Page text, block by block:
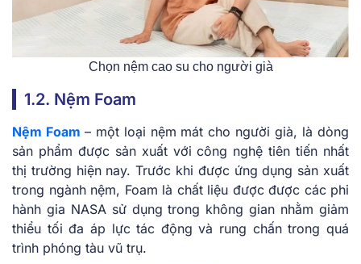
Chọn nệm cao su cho người già
1.2. Nệm Foam
Nệm Foam – một loại nệm mát cho người già, là dòng
sản phẩm được sản xuất với công nghệ tiên tiến nhất
thị trường hiện nay. Trước khi được ứng dụng sản xuất
trong ngành nệm, Foam là chất liệu được được các phi
hành gia NASA sử dụng trong không gian nhằm giảm
thiểu tối đa áp lực tác động và rung chấn trong quá
trình phóng tàu vũ trụ.